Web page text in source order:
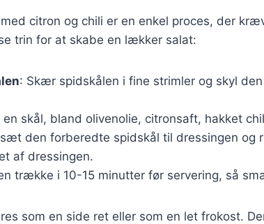
citron og chili er en enkel proces, der
trin for at skabe en lækker salat:
: Skær spidskålen i fine strimler og skyl
en skål, bland olivenolie, citronsaft, hakket
den forberedte spidskål til dressingen og
af dressingen.
trække i 10-15 minutter før servering, så
som en side ret eller som en let frokost.